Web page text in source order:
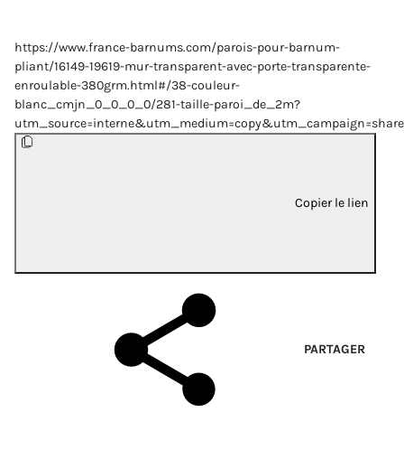
https://www.france-barnums.com/parois-pour-barnum-
pliant/16149-19619-mur-transparent-avec-porte-transparente-
enroulable-380grm.html#/38-couleur-
blanc_cmjn_0_0_0_0/281-taille-paroi_de_2m?
Copier le lien
PARTAGER